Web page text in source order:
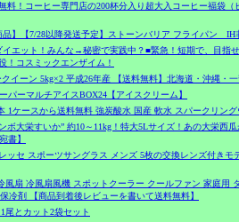
料！コーヒー専門店の200杯分入り超大入コーヒー福袋
品】【7/28以降発送予定】ストーンバリア フライパン IH
エット！みんな→秘密で実践中？■緊急！短期で、目指
！コスミックエンザイム！
イーン 5kg×2 平成26年産 【送料無料】北海道・沖縄・
パーマルチアイスBOX24【アイスクリーム】
1ケースから送料無料 強炭酸水 国産 軟水 スパークリン
ボ大栄すいか” 約10～11kg！特大5Lサイズ！あの大栄西
書】
ッセ スポーツサングラス メンズ 5枚の交換レンズ付きモ
風扇 冷風扇風機 スポットクーラー クールファン 家庭用
冷剤 【商品到着後レビューを書いて送料無料】
尾とカット2袋セット